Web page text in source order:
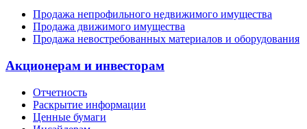
Продажа непрофильного недвижимого имущества
Продажа движимого имущества
Продажа невостребованных материалов и оборудования
Акционерам и инвесторам
Отчетность
Раскрытие информации
Ценные бумаги